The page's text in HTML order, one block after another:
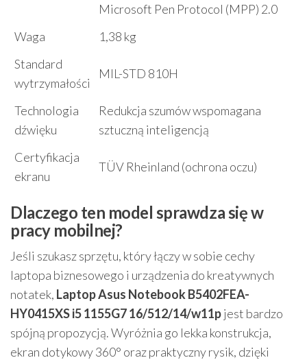
Microsoft Pen Protocol (MPP) 2.0
Waga
1,38 kg
Standard
wytrzymałości
MIL-STD 810H
Technologia
dźwięku
Redukcja szumów wspomagana
sztuczną inteligencją
Certyfikacja
ekranu
TÜV Rheinland (ochrona oczu)
Dlaczego ten model sprawdza się w
pracy mobilnej?
Jeśli szukasz sprzętu, który łączy w sobie cechy
laptopa biznesowego i urządzenia do kreatywnych
notatek, Laptop Asus Notebook B5402FEA-
HY0415XS i5 1155G7 16/512/14/w11pjest bardzo
spójną propozycją. Wyróżnia go lekka konstrukcja,
ekran dotykowy 360° oraz praktyczny rysik, dzięki